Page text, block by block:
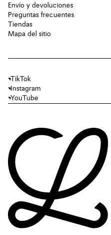
Envío y devoluciones
Preguntas frecuentes
Tiendas
Mapa del sitio
TikTok
Instagram
YouTube